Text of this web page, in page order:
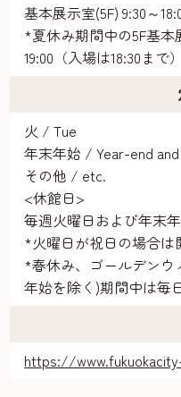
基本展示室(5F) 9:30～
*夏休み期間中の5F基本
19:00（入場は18:30まで
火 / Tue
年末年始 / Year-end
その他 / etc.
<休館日>
毎週火曜日および年末
*火曜日が祝日の場合は
*春休み、ゴールデンウ
年始を除く)期間中は毎
https://